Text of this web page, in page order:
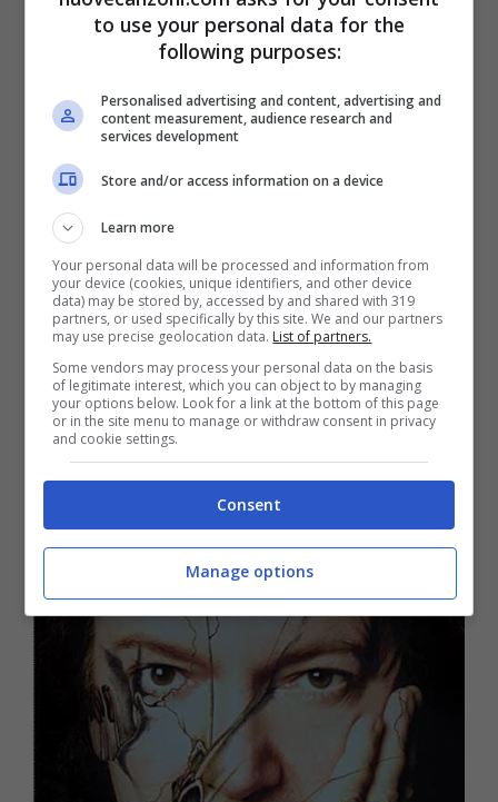
Nel dettaglio, il dvd è invece un docu-film,
girato vicino a Treviso a Villa Corner della
Regina, e mostra tutta la lavorazione del
nuovo lavoro di Canzian, interviste a tutti i
musicisti e collaboratori coinvolti,
contenuti speciali e 4 pezzi non presenti
nel disco, oltre a due brani riarrangiati in
toto.
to use your personal data for the
following purposes:
Personalised advertising and content, advertising and
content measurement, audience research and
services development
Store and/or access information on a device
Learn more
Your personal data will be processed and information from
your device (cookies, unique identifiers, and other device
data) may be stored by, accessed by and shared with 319
partners, or used specifically by this site. We and our partners
may use precise geolocation data. List of partners.
Some vendors may process your personal data on the basis
of legitimate interest, which you can object to by managing
your options below. Look for a link at the bottom of this page
or in the site menu to manage or withdraw consent in privacy
and cookie settings.
Consent
Manage options